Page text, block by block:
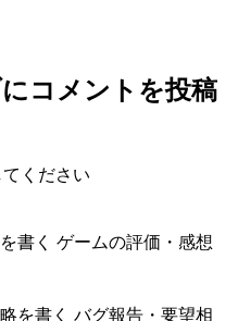
にコメントを投稿
ください
書く ゲームの評価・感想
を書く バグ報告・要望相